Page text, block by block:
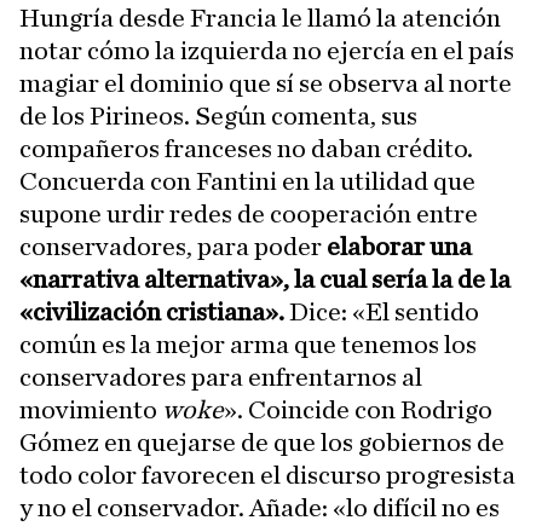
Hungría desde Francia le llamó la atención
notar cómo la izquierda no ejercía en el país
magiar el dominio que sí se observa al norte
de los Pirineos. Según comenta, sus
compañeros franceses no daban crédito.
Concuerda con Fantini en la utilidad que
supone urdir redes de cooperación entre
conservadores, para poder elaborar una
«narrativa alternativa», la cual sería la de la
«civilización cristiana».Dice: «El sentido
común es la mejor arma que tenemos los
conservadores para enfrentarnos al
movimiento woke». Coincide con Rodrigo
Gómez en quejarse de que los gobiernos de
todo color favorecen el discurso progresista
y no el conservador. Añade: «lo difícil no es